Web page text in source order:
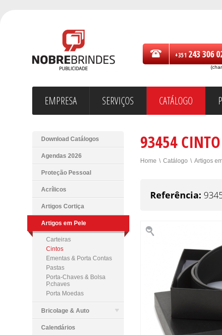
+351243 306
EMPRESA SERVIÇOS CATÁLOGO
Download Catálogos
Agendas 2026
Proteção Pessoal
Acrílicos
Artigos Cortiça
Artigos em Pele
Carteiras
Cintos
Ementas & Porta Contas
Pastas
Porta-Chaves & Bolsa
P.chaves
Porta Moedas
Bricolage & Auto
Calendários
93454
Home \ Catálogo \ Artigos
Referência: